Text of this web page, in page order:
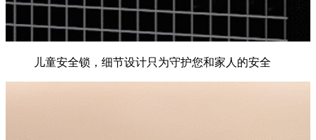
儿童安全锁，细节设计只为守护您和家人的安全